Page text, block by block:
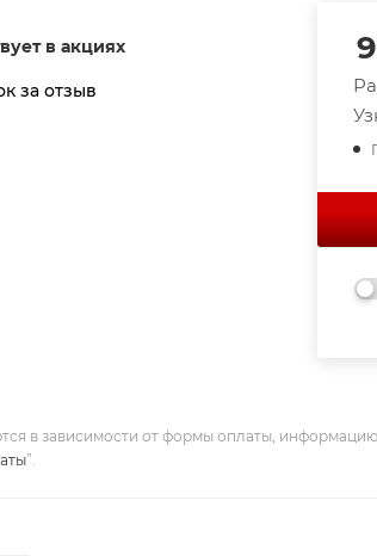
в акциях
за отзыв
в зависимости от формы оплаты,
”.